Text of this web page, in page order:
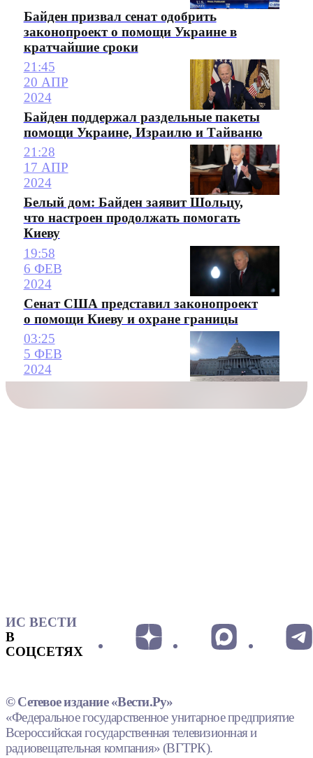
Байден призвал сенат одобрить
законопроект о помощи Украине в
кратчайшие сроки
21:45
20 АПР
2024
Байден поддержал раздельные пакеты
помощи Украине, Израилю и Тайваню
21:28
17 АПР
2024
Белый дом: Байден заявит Шольцу,
что настроен продолжать помогать
Киеву
19:58
6 ФЕВ
2024
Сенат США представил законопроект
о помощи Киеву и охране границы
03:25
5 ФЕВ
2024
ИС ВЕСТИ
В
СОЦСЕТЯХ
© Сетевое издание «Вести.Ру»
«Федеральное государственное унитарное предприятие
Всероссийская государственная телевизионная и
радиовещательная компания» (ВГТРК).